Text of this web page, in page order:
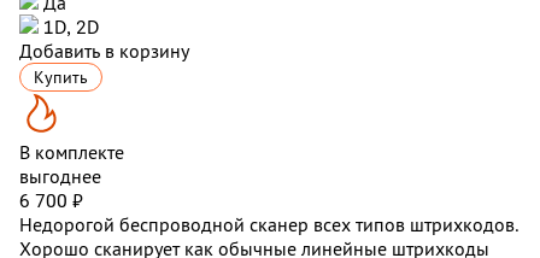
1D, 2D
Добавить в корзину
Купить
В комплекте
выгоднее
6 700 ₽
Недорогой беспроводной сканер всех типов штрихкодов.
Хорошо сканирует как обычные линейные штрихкоды